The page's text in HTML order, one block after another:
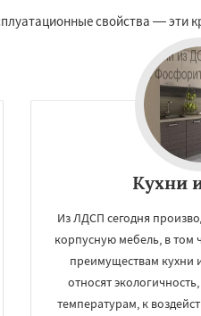
свойства —
Кухни
Из ЛДСП сегодня
корпусную мебель, в том
преимуществам
относят
температурам, к